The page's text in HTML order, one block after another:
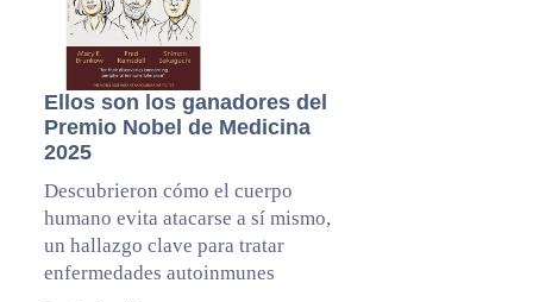
Ellos son los ganadores del
Premio Nobel de Medicina
2025
Descubrieron cómo el cuerpo
humano evita atacarse a sí mismo,
un hallazgo clave para tratar
enfermedades autoinmunes